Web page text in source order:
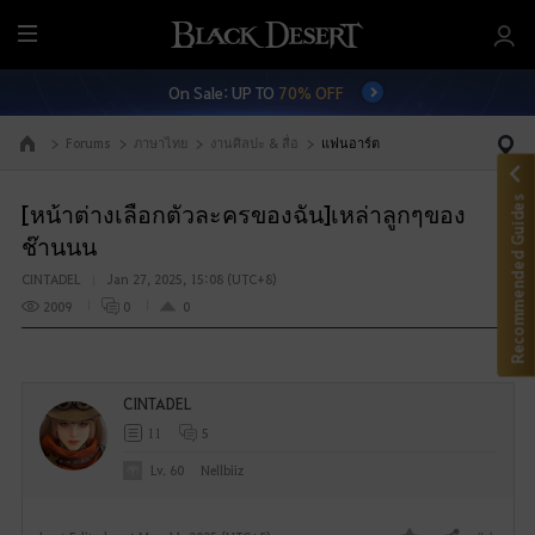
M
e
On Sale: UP TO 70% OFF
Go to the main page Forums ภาษาไทย งานศิลปะ & สื่อ แฟนอาร์ต
[หน้าต่างเลือกตัวละครของฉัน]เหล่าลูกๆของ
ช๊านนน
CINTADEL
Jan 27, 2025, 15:08 (UTC+8)
2009
0 0
CINTADEL
11 5
Lv. 60 Nellbiiz
Recommended Guides